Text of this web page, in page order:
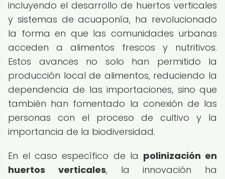
incluyendo el desarrollo de huertos verticales
y sistemas de acuaponía, ha revolucionado
la forma en que las comunidades urbanas
acceden a alimentos frescos y nutritivos.
Estos avances no solo han permitido la
producción local de alimentos, reduciendo la
dependencia de las importaciones, sino que
también han fomentado la conexión de las
personas con el proceso de cultivo y la
importancia de la biodiversidad.
En el caso específico de la polinización en
huertos verticales, la innovación ha